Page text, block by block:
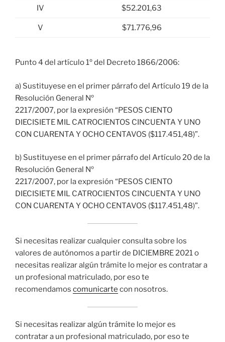
IV $52.201,63
V $71.776,96
Punto 4 del artículo 1º del Decreto 1866/2006:
a) Sustituyese en el primer párrafo del Artículo 19 de la
Resolución General Nº
2217/2007, por la expresión “PESOS CIENTO
DIECISIETE MIL CATROCIENTOS CINCUENTA Y UNO
CON CUARENTA Y OCHO CENTAVOS ($117.451,48)”.
b) Sustituyese en el primer párrafo del Artículo 20 de la
Resolución General Nº
2217/2007, por la expresión “PESOS CIENTO
DIECISIETE MIL CATROCIENTOS CINCUENTA Y UNO
CON CUARENTA Y OCHO CENTAVOS ($117.451,48)”.
Si necesitas realizar cualquier consulta sobre los
valores de autónomos a partir de DICIEMBRE 2021 o
necesitas realizar algún trámite lo mejor es contratar a
un profesional matriculado, por eso te
recomendamos comunicarte con nosotros.
Si necesitas realizar algún trámite lo mejor es
contratar a un profesional matriculado, por eso te